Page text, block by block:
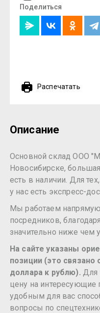
Поделиться
Распечатать
Описание
Основной склад ООО
Новосибирске,
есть в наличии. Для
у нас есть экспресс-
Мы работаем
посредников,
значительно ниже чем
На сайте указаны
позиции (это связано
доллара к рублю). Для
цену на интересующие
удобным для вас
вопросы по